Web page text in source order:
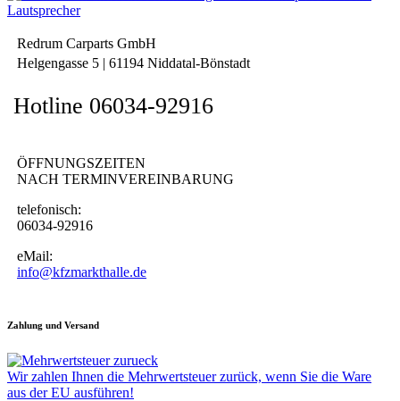
Redrum Carparts GmbH
Helgengasse 5 | 61194 Niddatal-Bönstadt
Hotline 06034-92916
ÖFFNUNGSZEITEN
NACH TERMINVEREINBARUNG
telefonisch:
06034-92916
eMail:
info@kfzmarkthalle.de
Zahlung und Versand
Wir zahlen Ihnen die Mehrwertsteuer zurück, wenn Sie die Ware
aus der EU ausführen!